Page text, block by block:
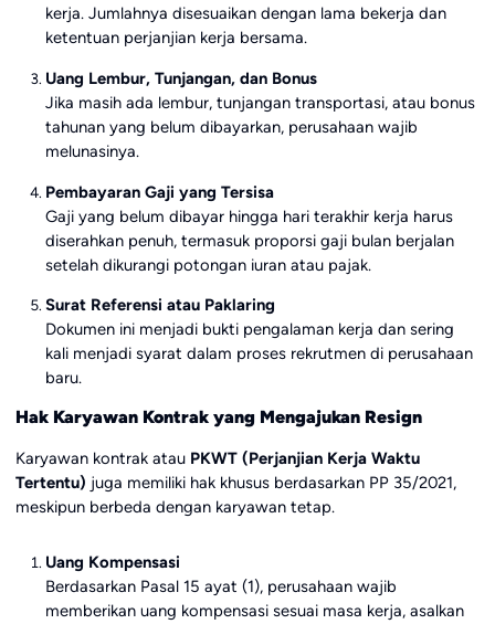
kerja. Jumlahnya disesuaikan dengan lama bekerja dan
ketentuan perjanjian kerja bersama.
Uang Lembur, Tunjangan, dan Bonus
Jika masih ada lembur, tunjangan transportasi, atau bonus
tahunan yang belum dibayarkan, perusahaan wajib
melunasinya.
Pembayaran Gaji yang Tersisa
Gaji yang belum dibayar hingga hari terakhir kerja harus
diserahkan penuh, termasuk proporsi gaji bulan berjalan
setelah dikurangi potongan iuran atau pajak.
Surat Referensi atau Paklaring
Dokumen ini menjadi bukti pengalaman kerja dan sering
kali menjadi syarat dalam proses rekrutmen di perusahaan
baru.
Hak Karyawan Kontrak yang Mengajukan Resign
Karyawan kontrak atau PKWT (Perjanjian Kerja Waktu
Tertentu) juga memiliki hak khusus berdasarkan PP 35/2021,
meskipun berbeda dengan karyawan tetap.
Uang Kompensasi
Berdasarkan Pasal 15 ayat (1), perusahaan wajib
memberikan uang kompensasi sesuai masa kerja, asalkan